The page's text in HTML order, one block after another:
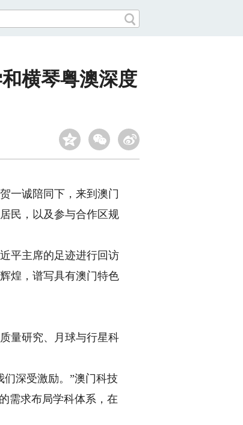
横琴粤澳深度
一诚陪同下，来到澳门
民，以及参与合作区规
平主席的足迹进行回访
煌，谱写具有澳门特色
量研究、月球与行星科
深受激励。”澳门科技
需求布局学科体系，在